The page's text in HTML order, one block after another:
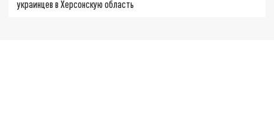
украинцев в Херсонскую область